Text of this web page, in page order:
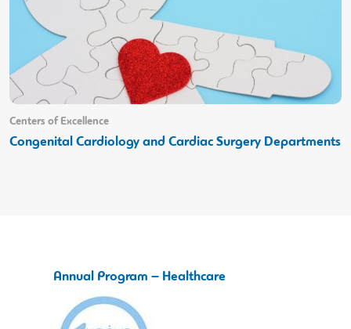
Centers of Excellence
Congenital Cardiology and Cardiac Surgery Departments
Annual Program – Healthcare